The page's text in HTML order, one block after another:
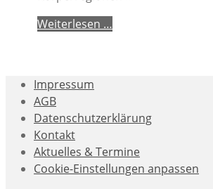
Weiterlesen …
Impressum
AGB
Datenschutzerklärung
Kontakt
Aktuelles & Termine
Cookie-Einstellungen anpassen